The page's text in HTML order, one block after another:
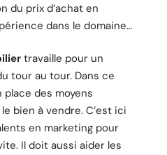
du prix d’achat en
dans le domaine…
travaille pour un
tour au tour. Dans ce
des moyens
bien à vendre. C’est ici
en marketing pour
Il doit aussi aider les